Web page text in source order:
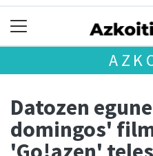
Datozen
domingos'